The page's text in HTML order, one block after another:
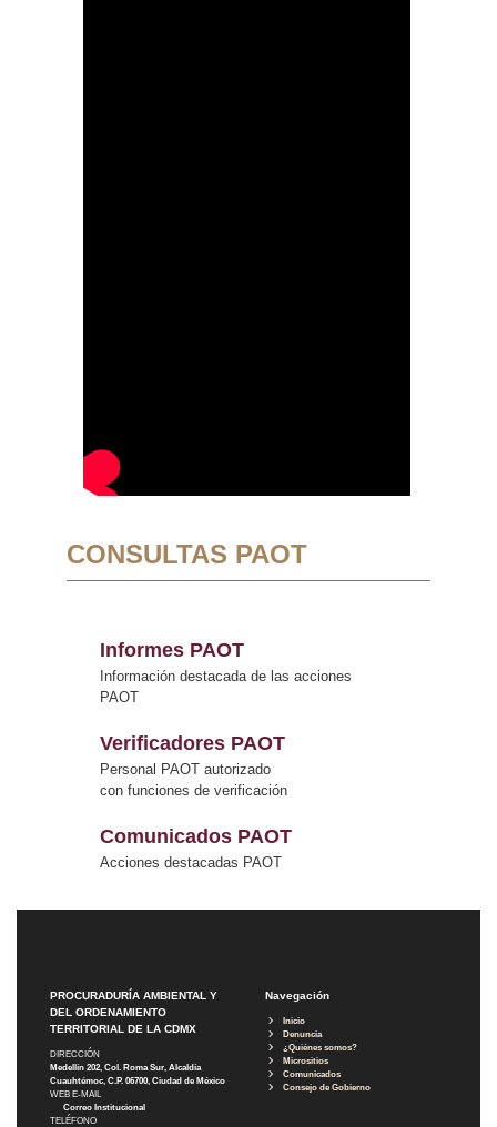
CONSULTAS PAOT
Informes PAOT
Información destacada de las acciones
PAOT
Verificadores PAOT
Personal PAOT autorizado
con funciones de verificación
Comunicados PAOT
Acciones destacadas PAOT
PROCURADURÍA AMBIENTAL Y
DEL ORDENAMIENTO
TERRITORIAL DE LA CDMX
DIRECCIÓN
Medellín 202, Col. Roma Sur, Alcaldía
Cuauhtémoc, C.P. 06700, Ciudad de México
WEB E-MAIL
Correo Institucional
TELÉFONO
Navegación
Inicio
Denuncia
¿Quiénes somos?
Micrositios
Comunicados
Consejo de Gobierno